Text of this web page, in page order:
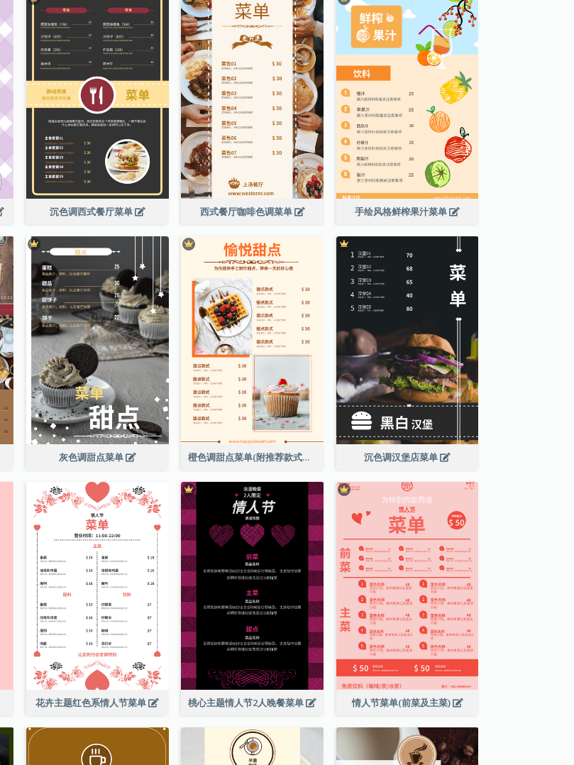
沉色调西式餐厅菜单 西式餐厅咖啡色调菜单 手绘风格鲜榨果汁菜单
灰色调甜点菜单 橙色调甜点菜单(附推荐款式图片) 沉色调汉堡店菜单
花卉主题红色系情人节菜单 桃心主题情人节2人晚餐菜单 情人节菜单(前菜及主菜)